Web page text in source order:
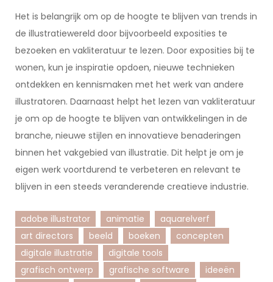
Het is belangrijk om op de hoogte te blijven van trends in
de illustratiewereld door bijvoorbeeld exposities te
bezoeken en vakliteratuur te lezen. Door exposities bij te
wonen, kun je inspiratie opdoen, nieuwe technieken
ontdekken en kennismaken met het werk van andere
illustratoren. Daarnaast helpt het lezen van vakliteratuur
je om op de hoogte te blijven van ontwikkelingen in de
branche, nieuwe stijlen en innovatieve benaderingen
binnen het vakgebied van illustratie. Dit helpt je om je
eigen werk voortdurend te verbeteren en relevant te
blijven in een steeds veranderende creatieve industrie.
adobe illustrator animatie
aquarelverf
art directors
beeld boeken
concepten
digitale illustratie
digitale tools
grafisch ontwerp
grafische software
ideeën